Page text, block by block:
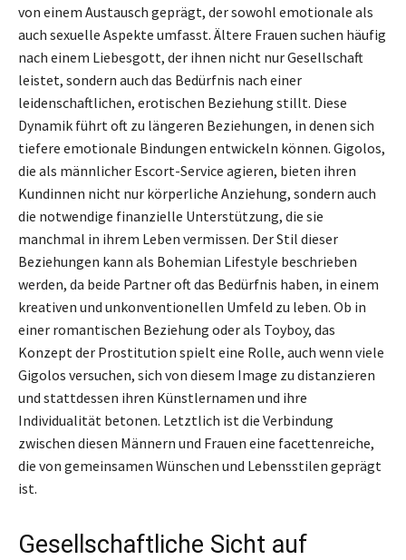
von einem Austausch geprägt, der sowohl emotionale als
auch sexuelle Aspekte umfasst. Ältere Frauen suchen häufig
nach einem Liebesgott, der ihnen nicht nur Gesellschaft
leistet, sondern auch das Bedürfnis nach einer
leidenschaftlichen, erotischen Beziehung stillt. Diese
Dynamik führt oft zu längeren Beziehungen, in denen sich
tiefere emotionale Bindungen entwickeln können. Gigolos,
die als männlicher Escort-Service agieren, bieten ihren
Kundinnen nicht nur körperliche Anziehung, sondern auch
die notwendige finanzielle Unterstützung, die sie
manchmal in ihrem Leben vermissen. Der Stil dieser
Beziehungen kann als Bohemian Lifestyle beschrieben
werden, da beide Partner oft das Bedürfnis haben, in einem
kreativen und unkonventionellen Umfeld zu leben. Ob in
einer romantischen Beziehung oder als Toyboy, das
Konzept der Prostitution spielt eine Rolle, auch wenn viele
Gigolos versuchen, sich von diesem Image zu distanzieren
und stattdessen ihren Künstlernamen und ihre
Individualität betonen. Letztlich ist die Verbindung
zwischen diesen Männern und Frauen eine facettenreiche,
die von gemeinsamen Wünschen und Lebensstilen geprägt
ist.
Gesellschaftliche Sicht auf